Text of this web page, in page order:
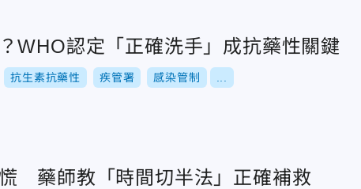
WHO認定「正確洗手」成抗藥性關鍵
抗生素抗藥性 疾管署 感染管制
藥師教「時間切半法」正確補救